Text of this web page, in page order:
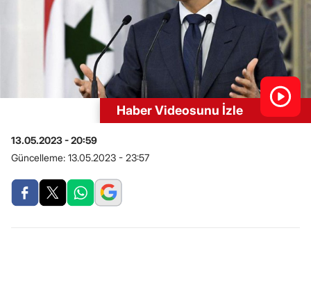
Haber Videosunu İzle
13.05.2023 - 20:59
Güncelleme: 13.05.2023 - 23:57